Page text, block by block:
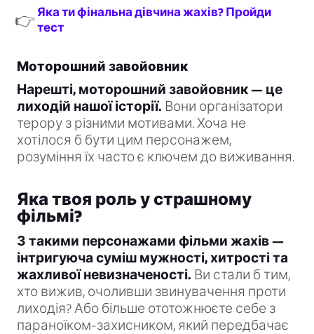
👉 Яка ти фінальна дівчина жахів? Пройди
тест
Моторошний завойовник
Нарешті, моторошний завойовник — це
лиходій нашої історії. Вони організатори
терору з різними мотивами. Хоча не
хотілося б бути цим персонажем,
розуміння їх часто є ключем до виживання.
Яка твоя роль у страшному
фільмі?
З такими персонажами фільми жахів —
інтригуюча суміш мужності, хитрості та
жахливої невизначеності. Ви стали б тим,
хто вижив, очоливши звинувачення проти
лиходія? Або більше ототожнюєте себе з
параноїком-захисником, який передбачає